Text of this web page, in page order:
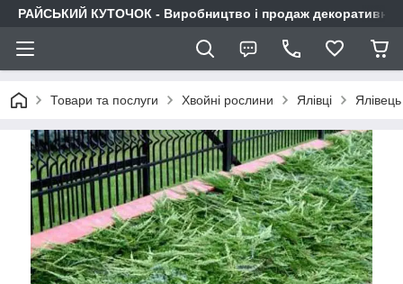
РАЙСЬКИЙ КУТОЧОК - Виробництво і продаж декоративних
Товари та послуги Хвойні рослини Ялівці